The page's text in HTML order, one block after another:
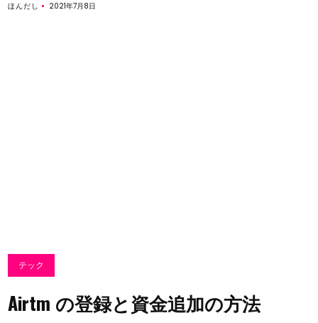
ほんだし 2021年7月8日
テック
Airtm の登録と資金追加の方法